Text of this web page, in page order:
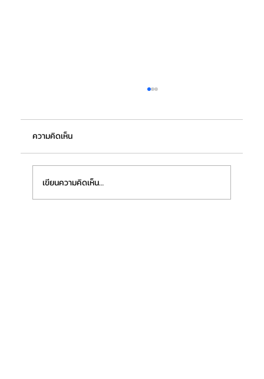
ความคิดเห็น
เขียนความคิดเห็น…